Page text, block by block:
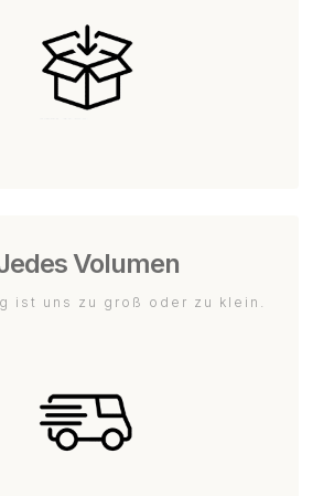
Volumen
ist uns zu groß oder zu klein.